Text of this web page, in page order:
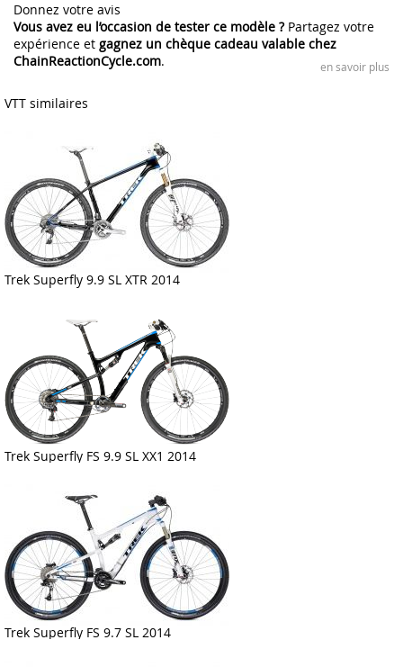
Donnez votre avis
Vous avez eu l’occasion de tester ce modèle ?Partagez votre
expérience et gagnez un chèque cadeau valable chez
ChainReactionCycle.com. en savoir plus
VTT similaires
Trek Superfly 9.9 SL XTR 2014
Trek Superfly FS 9.9 SL XX1 2014
Trek Superfly FS 9.7 SL 2014